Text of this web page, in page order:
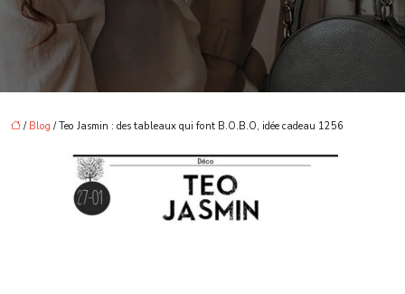
/ Blog / Teo Jasmin : des tableaux qui font B.O.B.O, idée cadeau 1256